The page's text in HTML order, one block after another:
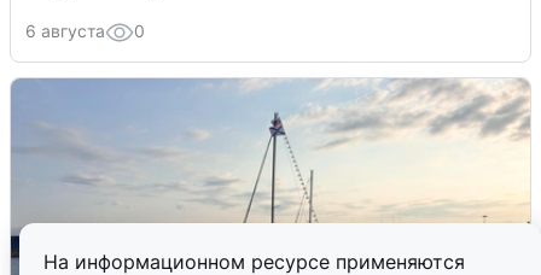
На информационном ресурсе применяются
6 августа 0